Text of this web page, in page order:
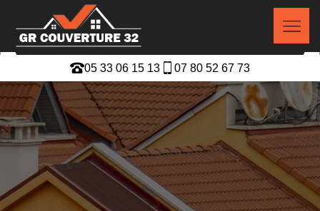
05 33 06 15 13 07 80 52 67 73